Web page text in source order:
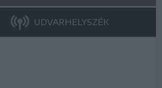
UDVARHELYSZÉK